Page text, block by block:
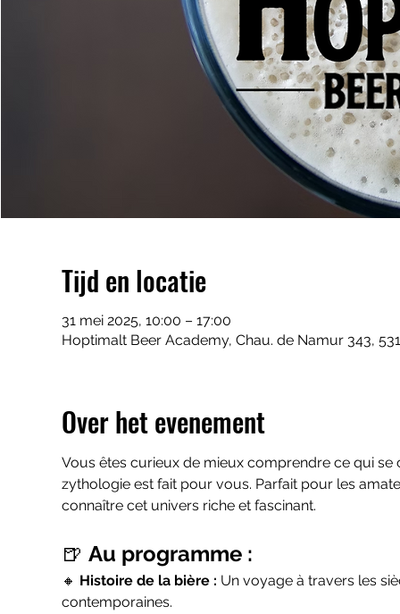
Tijd en locatie
31 mei 2025, 10:00 – 17:00
Hoptimalt Beer Academy, Chau. de Namur 343,
Over het evenement
Vous êtes curieux de mieux comprendre ce qui se
zythologie est fait pour vous. Parfait pour les
connaître cet univers riche et fascinant.
🍺 Au programme :
🔸 Histoire de la bière : Un voyage à travers les
contemporaines.